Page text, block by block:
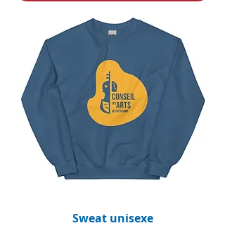
Sweat unisexe